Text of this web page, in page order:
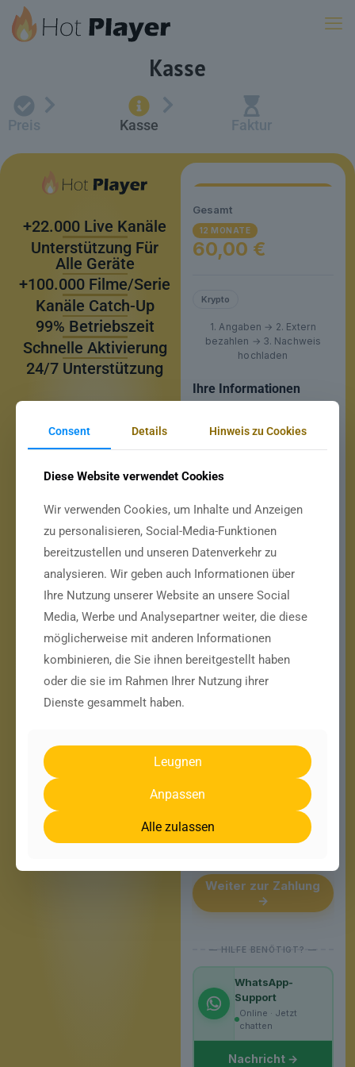
Kasse
Preis Kasse Faktur
+22.000 Live Kanäle
Unterstützung Für
Alle Geräte
+100.000 Filme/Serie
Kanäle Catch-Up
99% Betriebszeit
Schnelle Aktivierung
24/7 Unterstützung
Gesamt
12 MONATE
60,00 €
Krypto
1. Angaben → 2. Extern
bezahlen → 3. Nachweis
hochladen
Ihre Informationen
NAME*
E-MAIL *
WHATSAPP*
60,00 €
12 Monate · Nächster
Sichere Verbindung · SSL-
Weiter zur Zahlung
→
WhatsApp-
Support
Online · Jetzt
chatten
Nachricht →
Consent Details Hinweis zu Cookies
Diese Website verwendet Cookies
Wir verwenden Cookies, um Inhalte und Anzeigen
zu personalisieren, Social-Media-Funktionen
bereitzustellen und unseren Datenverkehr zu
analysieren. Wir geben auch Informationen über
Ihre Nutzung unserer Website an unsere Social
Media, Werbe und Analysepartner weiter, die diese
möglicherweise mit anderen Informationen
kombinieren, die Sie ihnen bereitgestellt haben
oder die sie im Rahmen Ihrer Nutzung ihrer
Dienste gesammelt haben.
Leugnen
Anpassen
Alle zulassen